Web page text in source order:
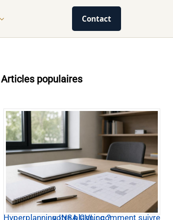
Contact
Articles populaires
Hyperplanning INSA CVL : comment suivre votre planning ?